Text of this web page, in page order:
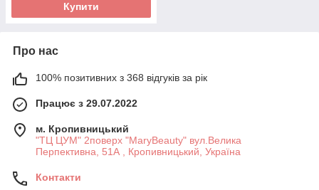
Купити
Про нас
100% позитивних з 368 відгуків за рік
Працює з 29.07.2022
м. Кропивницький
"ТЦ ЦУМ" 2поверх "MaryBeauty" вул.Велика
Перпективна, 51А , Кропивницький, Україна
Контакти